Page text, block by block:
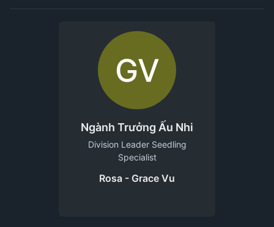
GV
Ngành Trưởng Ấu Nhi
Division Leader Seedling
Specialist
Rosa - Grace Vu